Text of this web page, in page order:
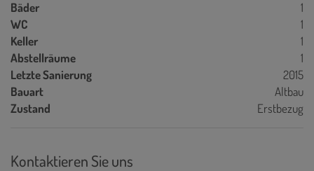
Bäder
1
WC
1
Keller
1
Abstellräume
1
Letzte Sanierung
2015
Bauart
Altbau
Zustand
Erstbezug
Kontaktieren Sie uns